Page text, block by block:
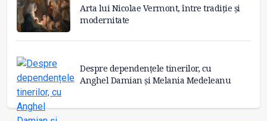
Arta lui Nicolae Vermont, între tradiție și
modernitate
Despre dependențele tinerilor, cu
Anghel Damian și Melania Medeleanu